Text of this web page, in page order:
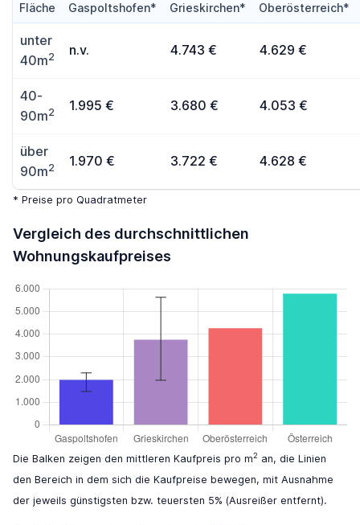
Fläche Gaspoltshofen* Grieskirchen* Oberösterreich*
unter
40m2 n.v. 4.743 € 4.629 €
40-
90m2 1.995 € 3.680 € 4.053 €
über
90m2 1.970 € 3.722 € 4.628 €
* Preise pro Quadratmeter
Vergleich des durchschnittlichen
Wohnungskaufpreises
Die Balken zeigen den mittleren Kaufpreis pro m2 an, die Linien
den Bereich in dem sich die Kaufpreise bewegen, mit Ausnahme
der jeweils günstigsten bzw. teuersten 5% (Ausreißer entfernt).